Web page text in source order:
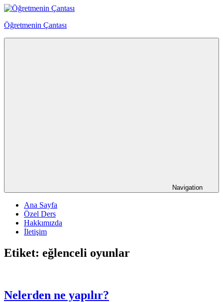
Skip
content
Öğretmenin Çantası
Navigation
Ana Sayfa
Özel Ders
Hakkımızda
İletişim
Etiket: eğlenceli oyunlar
Nelerden ne yapılır?